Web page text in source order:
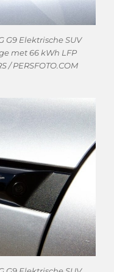
G9 Elektrische SUV
met 66 kWh LFP
/ PERSFOTO.COM